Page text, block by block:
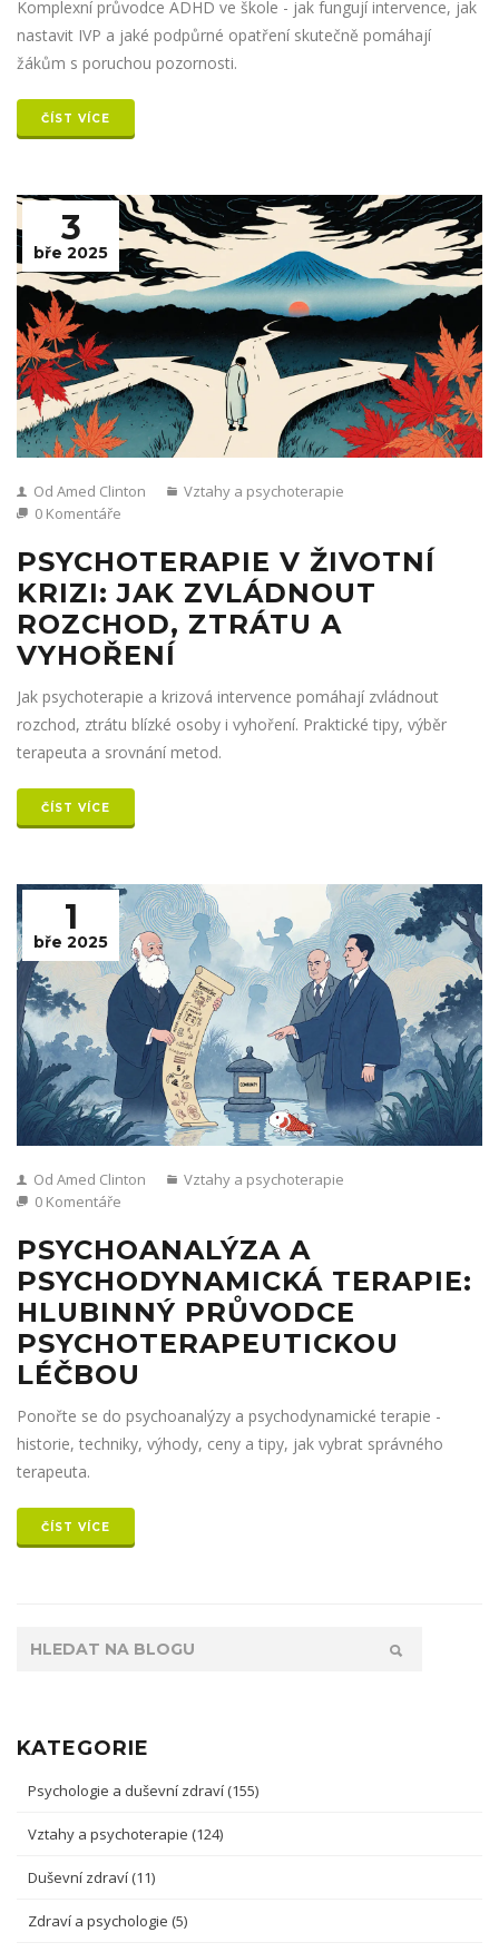
Komplexní průvodce ADHD ve škole - jak fungují intervence, jak
nastavit IVP a jaké podpůrné opatření skutečně pomáhají
žákům s poruchou pozornosti.
ČÍST VÍCE
3
bře 2025
Od Amed Clinton
Vztahy a psychoterapie
0 Komentáře
PSYCHOTERAPIE V ŽIVOTNÍ
KRIZI: JAK ZVLÁDNOUT
ROZCHOD, ZTRÁTU A
VYHOŘENÍ
Jak psychoterapie a krizová intervence pomáhají zvládnout
rozchod, ztrátu blízké osoby i vyhoření. Praktické tipy, výběr
terapeuta a srovnání metod.
ČÍST VÍCE
1
bře 2025
Od Amed Clinton
Vztahy a psychoterapie
0 Komentáře
PSYCHOANALÝZA A
PSYCHODYNAMICKÁ TERAPIE:
HLUBINNÝ PRŮVODCE
PSYCHOTERAPEUTICKOU
LÉČBOU
Ponořte se do psychoanalýzy a psychodynamické terapie -
historie, techniky, výhody, ceny a tipy, jak vybrat správného
terapeuta.
ČÍST VÍCE
KATEGORIE
Psychologie a duševní zdraví (155)
Vztahy a psychoterapie (124)
Duševní zdraví (11)
Zdraví a psychologie (5)